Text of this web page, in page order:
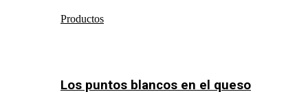
Productos
Los puntos blancos en el queso